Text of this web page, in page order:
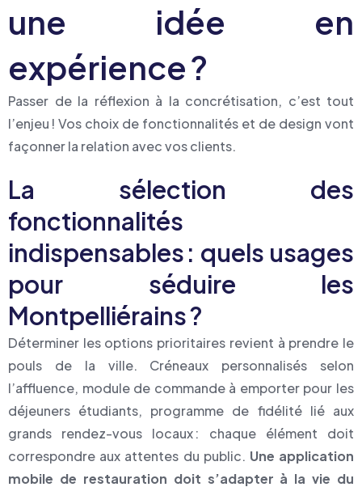
une idée en
expérience ?
Passer de la réflexion à la concrétisation, c’est tout
l’enjeu ! Vos choix de fonctionnalités et de design vont
façonner la relation avec vos clients.
La sélection des
fonctionnalités
indispensables : quels usages
pour séduire les
Montpelliérains ?
Déterminer les options prioritaires revient à prendre le
pouls de la ville. Créneaux personnalisés selon
l’affluence, module de commande à emporter pour les
déjeuners étudiants, programme de fidélité lié aux
grands rendez-vous locaux : chaque élément doit
correspondre aux attentes du public. Une application
mobile de restauration doit s’adapter à la vie du